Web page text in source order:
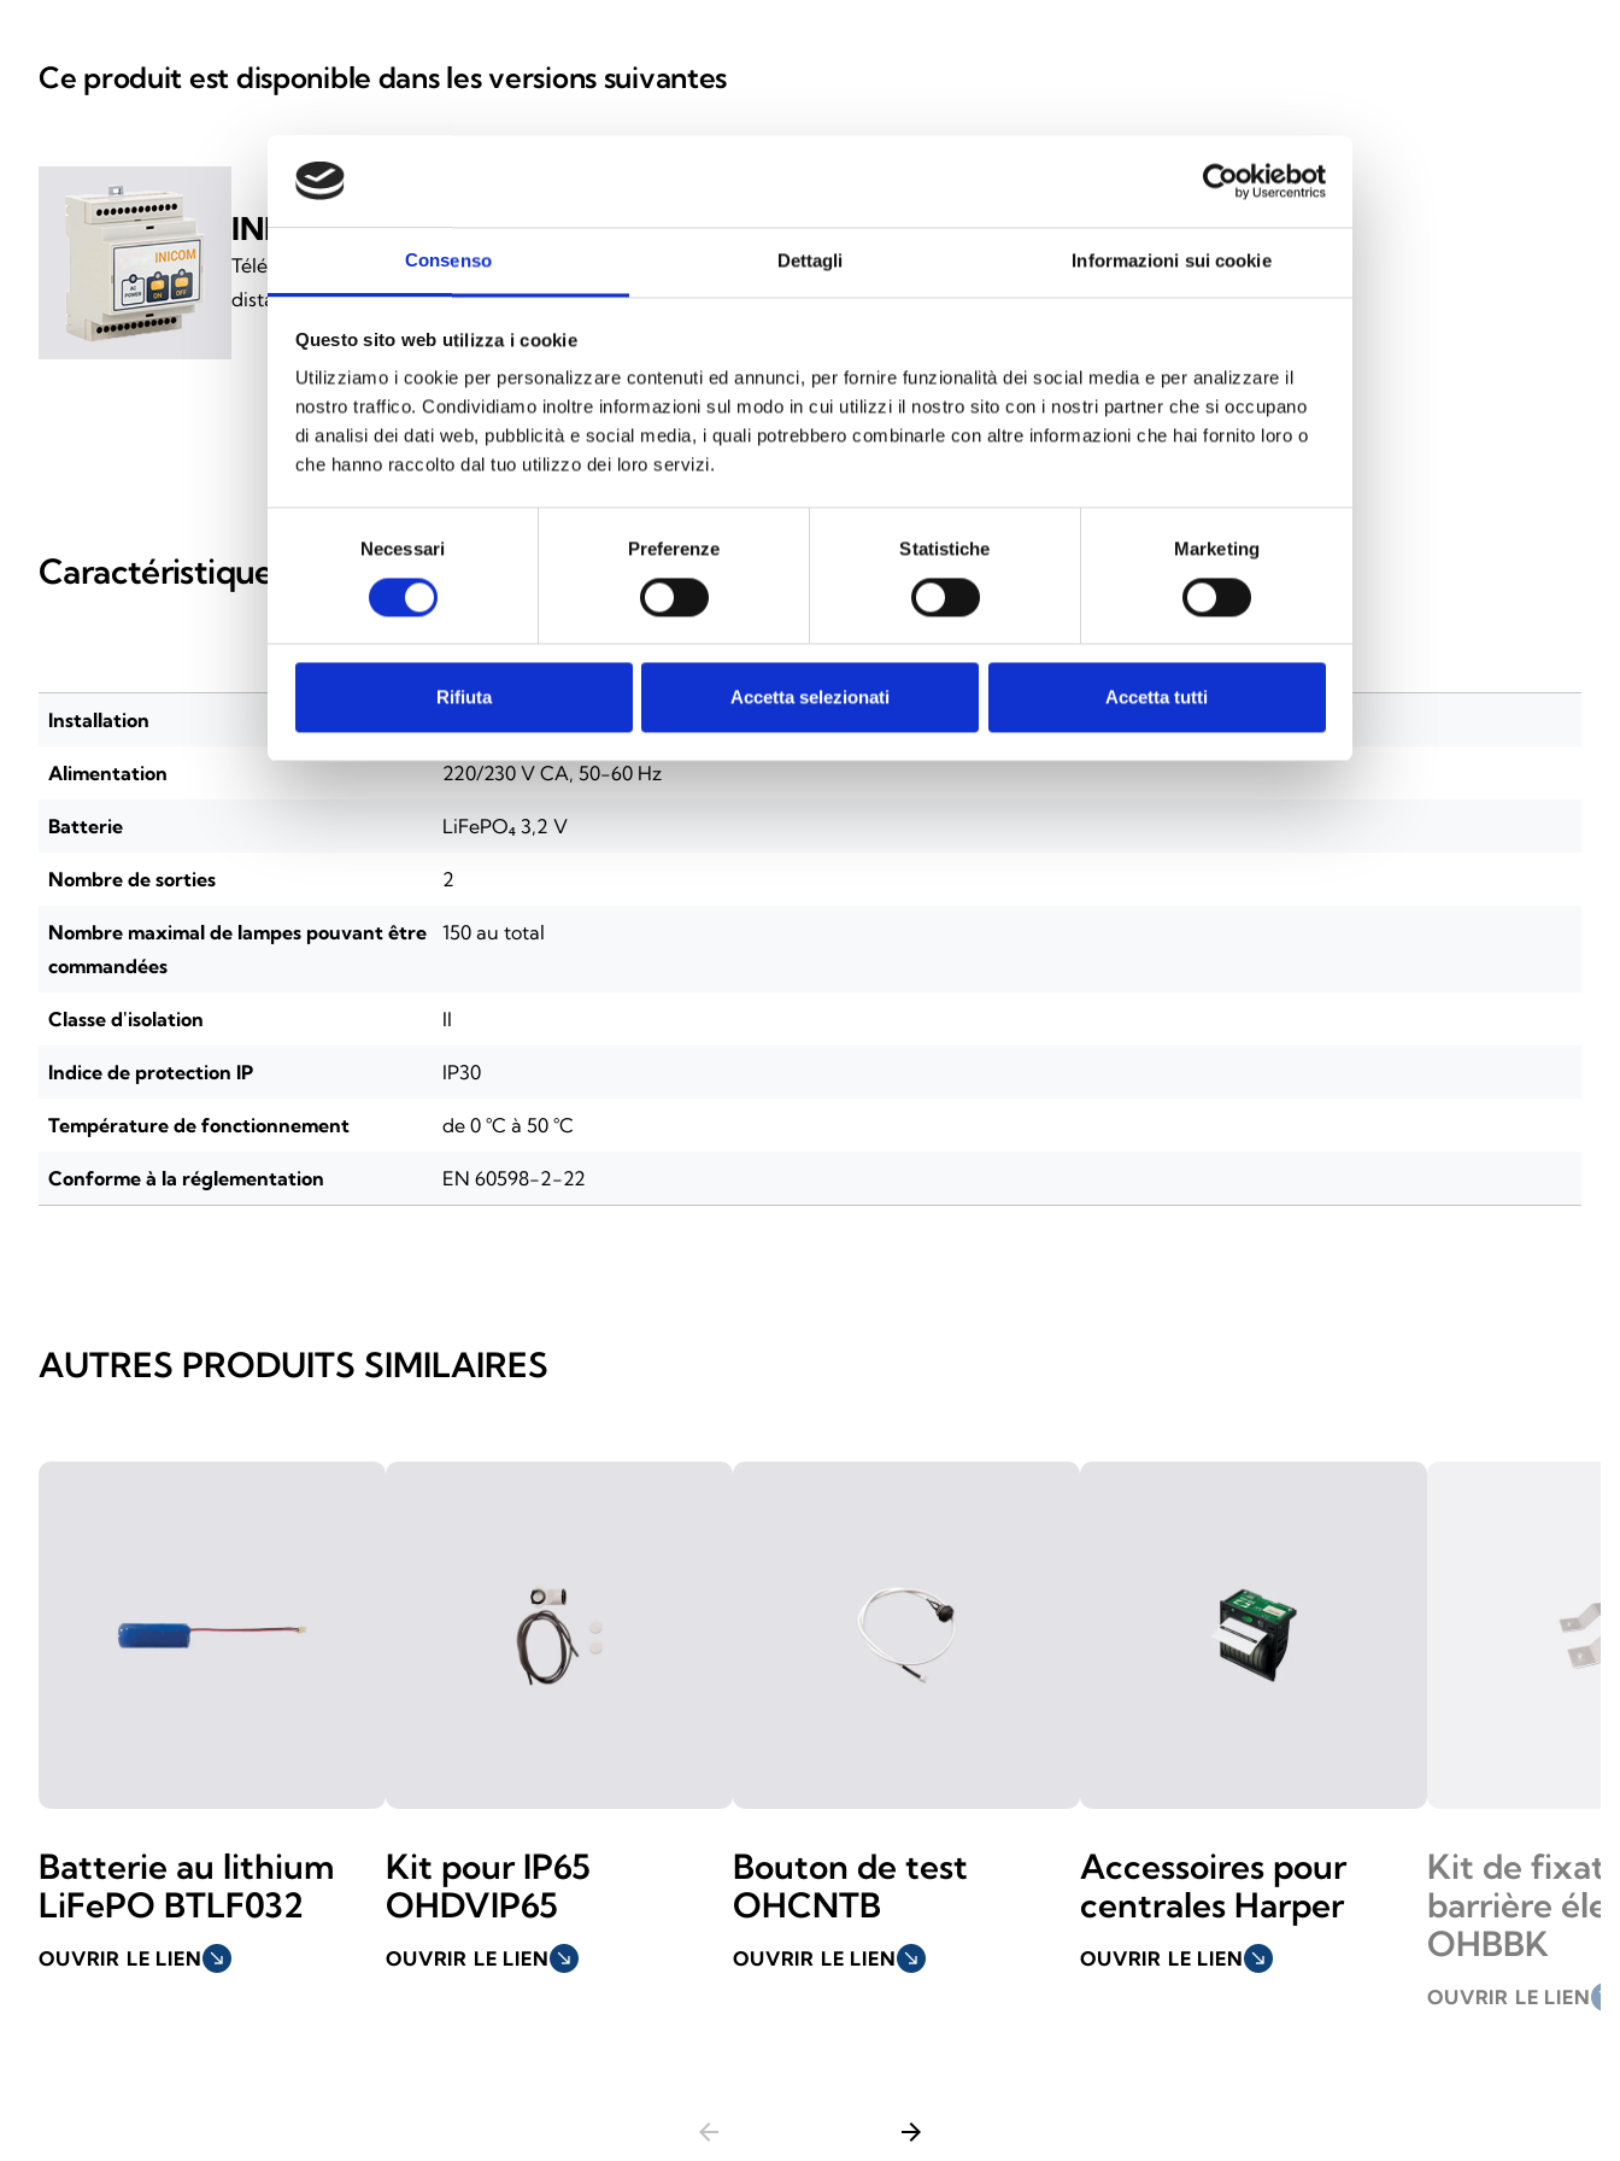
Consenso Dettagli Informazioni sui cookie
Questo sito web utilizza i cookie
Utilizziamo i cookie per personalizzare contenuti ed annunci, per fornire funzionalità dei social media e per analizzare il
nostro traffico. Condividiamo inoltre informazioni sul modo in cui utilizzi il nostro sito con i nostri partner che si occupano
di analisi dei dati web, pubblicità e social media, i quali potrebbero combinarle con altre informazioni che hai fornito loro o
che hanno raccolto dal tuo utilizzo dei loro servizi.
consenso
Necessari Preferenze Statistiche Marketing
Rifiuta Accetta selezionati Accetta tutti
Ce produit est disponible dans les versions suivantes
INICOM
Télécommande permettant de désactiver et/ou de gérer à
distance le mode veille
Caractéristiques techniques
INICOM
Installation
Alimentation 220/230 V CA, 50-60 Hz
Batterie LiFePO₄ 3,2 V
Nombre de sorties 2
Nombre maximal de lampes pouvant être
commandées
150 au total
Classe d'isolation II
Indice de protection IP IP30
Température de fonctionnement de 0 °C à 50 °C
Conforme à la réglementation EN 60598-2-22
AUTRES PRODUITS SIMILAIRES
Batterie au lithium
LiFePO BTLF032
OUVRIR LE LIEN south_east
Kit pour IP65
OHDVIP65
OUVRIR LE LIEN south_east
Bouton de test
OHCNTB
OUVRIR LE LIEN south_east
Accessoires pour
centrales Harper
OUVRIR LE LIEN south_east
Kit de
barrière
OHBBK
OUVRIR LE LIEN south_east
arrow_back arrow_forward